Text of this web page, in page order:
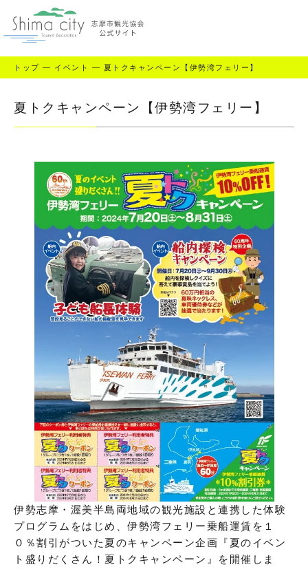
トップ — イベント — 夏トクキャンペーン【伊勢湾フェリー】
夏トクキャンペーン【伊勢湾フェリー】
伊勢志摩・渥美半島両地域の観光施設と連携した体験
プログラムをはじめ、伊勢湾フェリー乗船運賃を１
０％割引がついた夏のキャンペーン企画『夏のイベン
ト盛りだくさん！夏トクキャンペーン』を開催しま